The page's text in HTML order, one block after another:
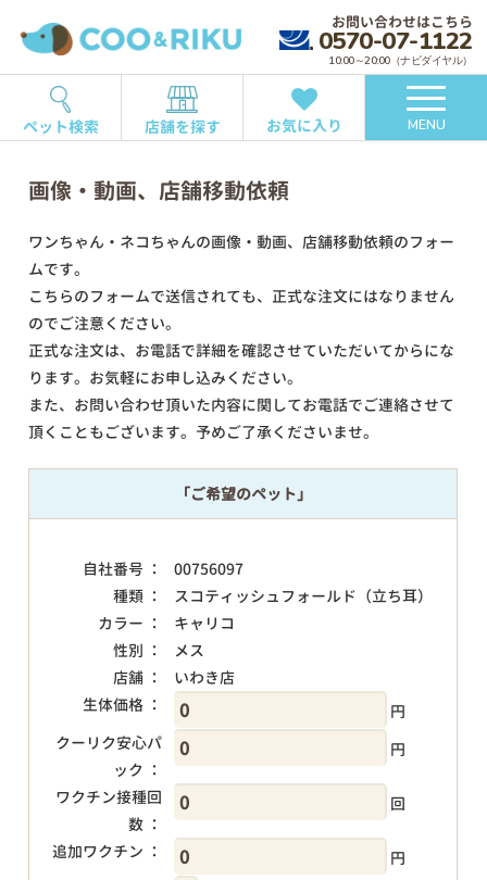
お問い合わせはこちら
0570-07-1122
10:00～20:00（ナビダイヤル）
ペット検索 店舗を探す お気に入り MENU
画像・動画、店舗移動依頼
ワンちゃん・ネコちゃんの画像・動画、店舗移動依頼のフォー
ムです。
こちらのフォームで送信されても、正式な注文にはなりません
のでご注意ください。
正式な注文は、お電話で詳細を確認させていただいてからにな
ります。お気軽にお申し込みください。
また、お問い合わせ頂いた内容に関してお電話でご連絡させて
頂くこともございます。予めご了承くださいませ。
「ご希望のペット」
自社番号 ：
00756097
種類 ：
スコティッシュフォールド（立ち耳）
カラー ：
キャリコ
性別 ：
メス
店舗 ：
いわき店
生体価格 ：
円
クーリク安心パ
ック ：
円
ワクチン接種回
数 ：
回
追加ワクチン ：
円